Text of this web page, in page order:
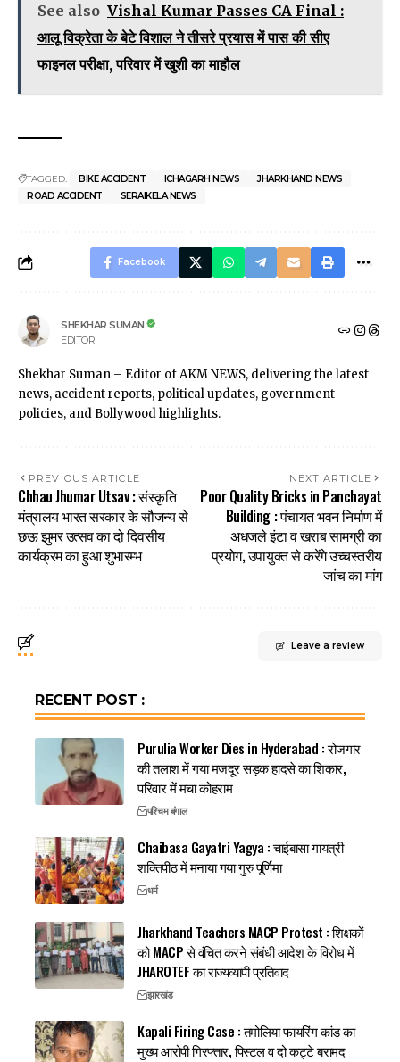
See also Vishal Kumar Passes CA Final :
आलू विक्रेता के बेटे विशाल ने तीसरे प्रयास में पास की सीए
फाइनल परीक्षा, परिवार में खुशी का माहौल
TAGGED: BIKE ACCIDENT ICHAGARH NEWS
JHARKHAND NEWS
ROAD ACCIDENT
SERAIKELA NEWS
Facebook
SHEKHAR SUMAN
EDITOR
Shekhar Suman – Editor of AKM NEWS, delivering the latest
news, accident reports, political updates, government
policies, and Bollywood highlights.
PREVIOUS ARTICLE
Chhau Jhumar Utsav : संस्कृति
मंत्रालय भारत सरकार के सौजन्य से
छऊ झुमर उत्सव का दो दिवसीय
कार्यक्रम का हुआ शुभारम्भ
NEXT ARTICLE
Poor Quality Bricks in Panchayat
Building : पंचायत भवन निर्माण में
अधजले इंटा व खराब सामग्री का
प्रयोग, उपायुक्त से करेंगे उच्चस्तरीय
जांच का मांग
Leave a review
RECENT POST :
Purulia Worker Dies in Hyderabad : रोजगार
की तलाश में गया मजदूर सड़क हादसे का शिकार,
परिवार में मचा कोहराम
पश्चिम बंगाल
Chaibasa Gayatri Yagya : चाईबासा गायत्री
शक्तिपीठ में मनाया गया गुरु पूर्णिमा
धर्म
Jharkhand Teachers MACP Protest : शिक्षकों
को MACP से वंचित करने संबंधी आदेश के विरोध में
JHAROTEF का राज्यव्यापी प्रतिवाद
झारखंड
Kapali Firing Case : तमोलिया फायरिंग कांड का
मुख्य आरोपी गिरफ्तार, पिस्टल व दो कट्टे बरामद